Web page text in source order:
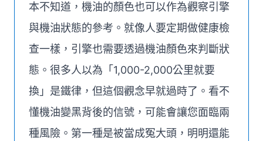
本不知道，機油的顏色也可以作為觀察引擎
與機油狀態的參考。就像人要定期做健康檢
查一樣，引擎也需要透過機油顏色來判斷狀
態。很多人以為「1,000-2,000公里就要
換」是鐵律，但這個觀念早就過時了。看不
懂機油變黑背後的信號，可能會讓您面臨兩
種風險。第一種是被當成冤大頭，明明還能